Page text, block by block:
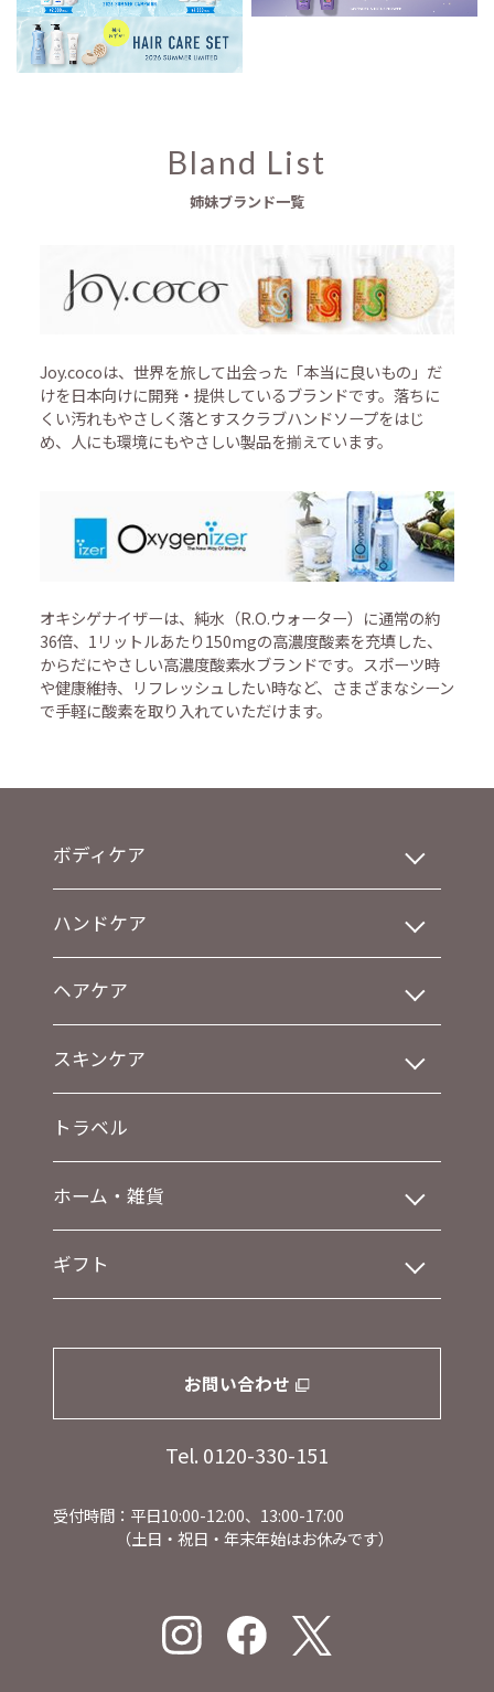
Bland List
姉妹ブランド一覧
Joy.cocoは、世界を旅して出会った「本当に良いもの」だ
けを日本向けに開発・提供しているブランドです。落ちに
くい汚れもやさしく落とすスクラブハンドソープをはじ
め、人にも環境にもやさしい製品を揃えています。
オキシゲナイザーは、純水（R.O.ウォーター）に通常の約
36倍、1リットルあたり150mgの高濃度酸素を充填した、
からだにやさしい高濃度酸素水ブランドです。スポーツ時
や健康維持、リフレッシュしたい時など、さまざまなシーン
で手軽に酸素を取り入れていただけます。
ボディケア
ハンドケア
ヘアケア
スキンケア
トラベル
ホーム・雑貨
ギフト
お問い合わせ
Tel. 0120-330-151
受付時間：平日10:00-12:00、13:00-17:00
（土日・祝日・年末年始はお休みです）